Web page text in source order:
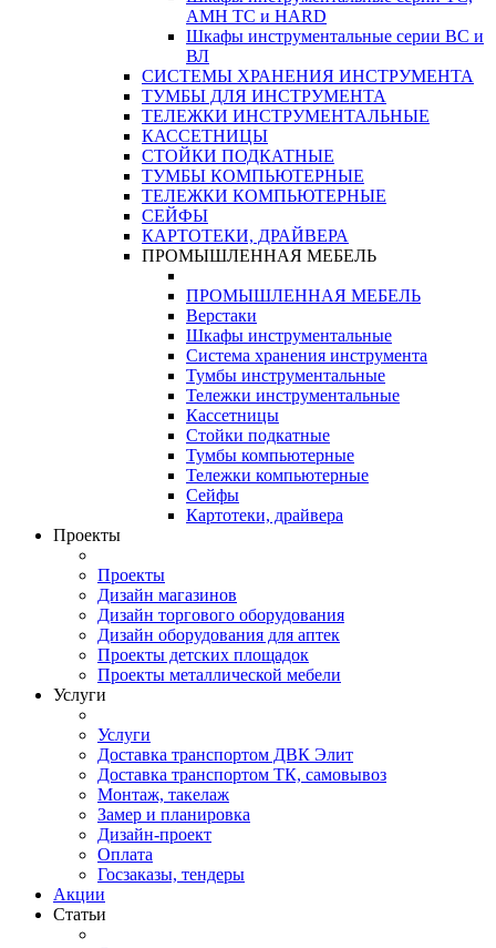
АМН ТС и HARD
Шкафы инструментальные серии ВС и
ВЛ
СИСТЕМЫ ХРАНЕНИЯ ИНСТРУМЕНТА
ТУМБЫ ДЛЯ ИНСТРУМЕНТА
ТЕЛЕЖКИ ИНСТРУМЕНТАЛЬНЫЕ
КАССЕТНИЦЫ
СТОЙКИ ПОДКАТНЫЕ
ТУМБЫ КОМПЬЮТЕРНЫЕ
ТЕЛЕЖКИ КОМПЬЮТЕРНЫЕ
СЕЙФЫ
КАРТОТЕКИ, ДРАЙВЕРА
ПРОМЫШЛЕННАЯ МЕБЕЛЬ
ПРОМЫШЛЕННАЯ МЕБЕЛЬ
Верстаки
Шкафы инструментальные
Система хранения инструмента
Тумбы инструментальные
Тележки инструментальные
Кассетницы
Стойки подкатные
Тумбы компьютерные
Тележки компьютерные
Сейфы
Картотеки, драйвера
Проекты
Проекты
Дизайн магазинов
Дизайн торгового оборудования
Дизайн оборудования для аптек
Проекты детских площадок
Проекты металлической мебели
Услуги
Услуги
Доставка транспортом ДВК Элит
Доставка транспортом ТК, самовывоз
Монтаж, такелаж
Замер и планировка
Дизайн-проект
Оплата
Госзаказы, тендеры
Акции
Статьи